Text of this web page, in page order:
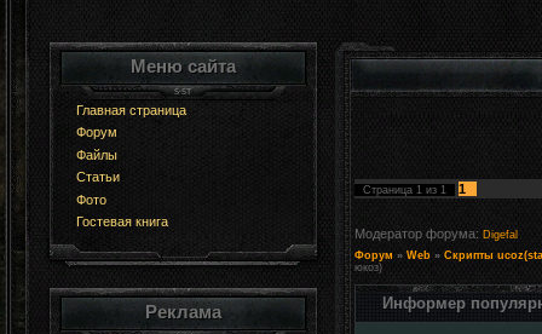
Меню сайта
Главная страница
Форум
Файлы
Статьи
Фото
Гостевая книга
Реклама
Страница 1 из 1 1
Модератор форума: Digefal
Форум » Web » Скрипты
юкоз)
Информер